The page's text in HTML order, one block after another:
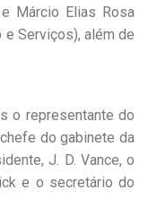
e Márcio Elias Rosa
Serviços), além de
o representante do
do gabinete da
J. D. Vance, o
e o secretário do